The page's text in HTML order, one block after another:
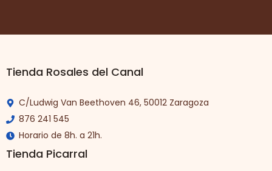
Tienda Rosales del Canal
C/Ludwig Van Beethoven 46, 50012 Zaragoza
876 241 545
Horario de 8h. a 21h.
Tienda Picarral